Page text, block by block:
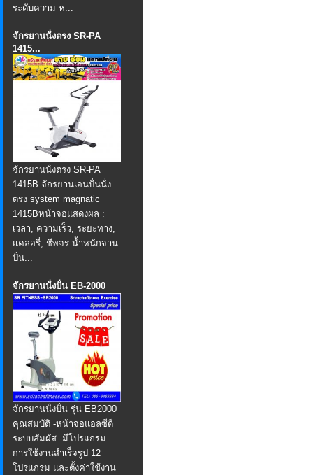
ระดับความ ห...
จักรยานนั่งตรง SR-PA
1415...
จักรยานนั่งตรง SR-PA
1415B จักรยานเอนปั่นนั่ง
ตรง system magnatic
1415B ​ หน้าจอแสดงผล :
เวลา, ความเร็ว, ระยะทาง,
แคลอรี่, ชีพจร น้ำหนักจาน
ปั่น...
จักรยานนั่งปั่น EB-2000
จักรยานนั่งปั่น รุ่น EB2000
คุณสมบัติ -หน้าจอแอลซีดี
ระบบสัมผัส -มีโปรแกรม
การใช้งานสำเร็จรูป 12
โปรแกรม และตั้งค่าใช้งาน